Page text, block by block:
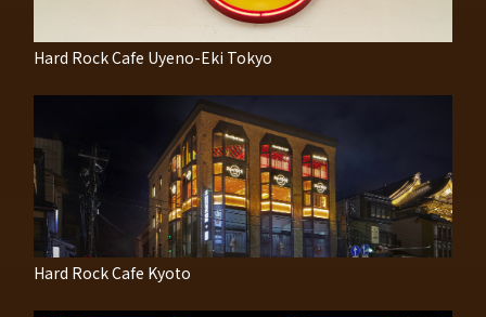
Hard Rock Cafe Uyeno-Eki Tokyo
Hard Rock Cafe Kyoto